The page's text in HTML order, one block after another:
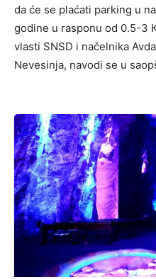
da će se plaćati parking u
godine u rasponu od 0.5-3
vlasti SNSD i načelnika
Nevesinja, navodi se u